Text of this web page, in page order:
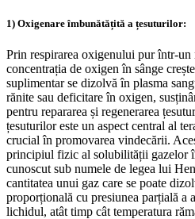
1) Oxigenare îmbunătățită a țesuturilor:
Prin respirarea oxigenului pur într-un
concentrația de oxigen în sânge
suplimentar se dizolvă în plasma
rănite sau deficitare în oxigen,
pentru repararea și regenerarea
țesuturilor este un aspect central al
crucial în promovarea vindecării.
principiul fizic al solubilității gazelor
cunoscut sub numele de legea lui
cantitatea unui gaz care se poate
proporțională cu presiunea parțială a
lichidul, atât timp cât temperatura